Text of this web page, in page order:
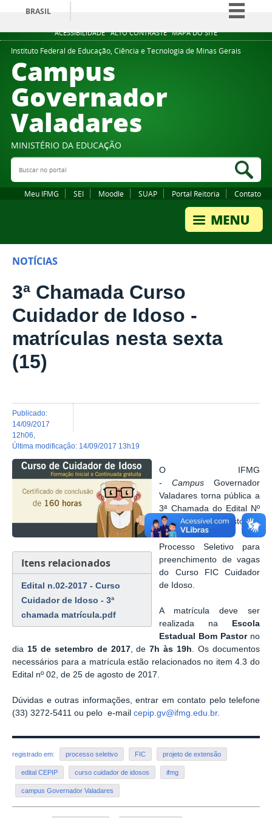
ACESSIBILIDADE ALTO CONTRASTE MAPA DO SITE
BRASIL
Simplifique!
Comunica BR
Instituto Federal de Educação, Ciência e Tecnologia de Minas Gerais
Campus
Governador
Valadares
MINISTÉRIO DA EDUCAÇÃO
Buscar no portal
Meu IFMG SEI Moodle SUAP Portal Reitoria Contato
NOTÍCIAS
3ª Chamada Curso
Cuidador de Idoso -
matrículas nesta sexta
(15)
publicado:
14/09/2017
12h06
última modificação: 14/09/2017 13h19
Itens relacionados
Edital n.02-2017 - Curso
Cuidador de Idoso - 3ª
chamada matrícula.pdf
O IFMG
-Campus Governador
Valadares torna pública a
3ª Chamada do Edital Nº
2 de 25 de agosto de
2017 referente ao
Processo Seletivo para
preenchimento de vagas
do Curso FIC Cuidador
de Idoso.
A matrícula deve ser
realizada na
Escola
Estadual Bom Pastorno
dia 15 de setembro de 2017, de7h às 19h . Os documentos
necessários para a matrícula estão relacionados no item 4.3 do
Edital nº 02, de 25 de agosto de 2017.
Dúvidas e outras informações, entrar em contato pelo telefone
(33) 3272-5411 ou pelo e-mail cepip.gv@ifmg.edu.br.
registrado em: processo seletivo FIC projeto de extensão
edital CEPIP curso cuidador de idosos ifmg
campus Governador Valadares